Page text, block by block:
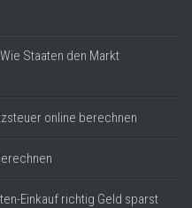
Staaten den Markt
online berechnen
Einkauf richtig Geld sparst